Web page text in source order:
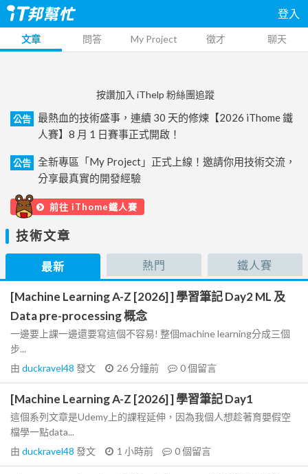
登入
文章 問答 My Project 徵才 聊天
按讚加入 iThelp 粉絲團追蹤
公告
最熱血的技術盛事，連續 30 天的修煉【2026 iThome 鐵
人賽】8 月 1 日賽事正式開啟！
公告
全新專區「My Project」正式上線！邀請你用技術交流，
分享最真實的開發經驗
前往 iThome鐵人賽
技術文章
最新 熱門 鐵人賽
[Machine Learning A-Z [2026] ] 學習筆記 Day2 ML 及
Data pre-processing 概念
一邊要上課一邊還要寫這個不容易! 整個machine learning分成三個
步...
由 duckravel48 發文 26 分鐘前 0個留言
[Machine Learning A-Z [2026] ] 學習筆記 Day1
這個系列文章是Udemy上的課程延伸，因為我個人想趁著育嬰假空
檔學一點data...
由 duckravel48 發文 1 小時前 0個留言